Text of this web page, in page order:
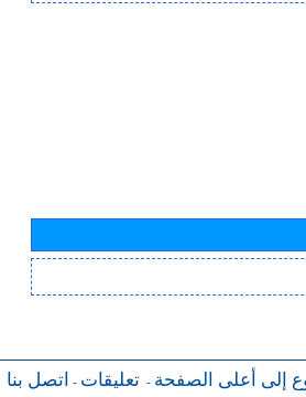
إلى أعلى الصفحة - تعليقات - اتصل بنا